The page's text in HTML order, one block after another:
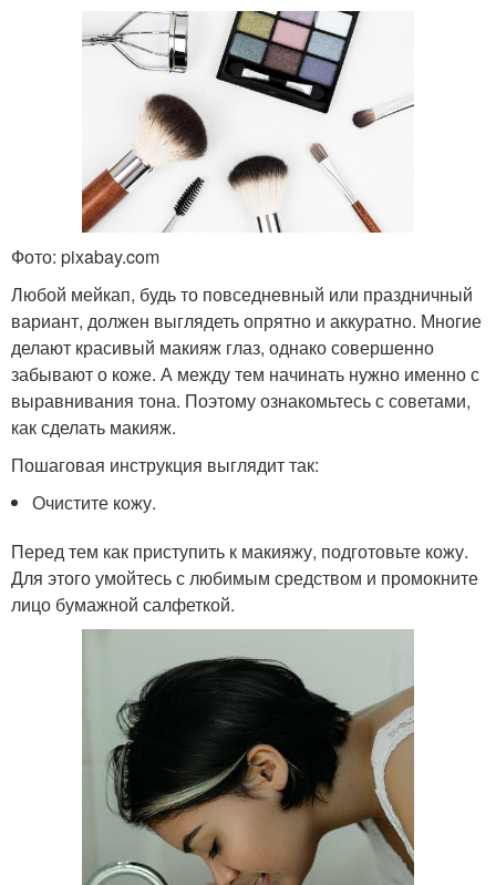
Фото: pixabay.com
Любой мейкап, будь то повседневный или праздничный
вариант, должен выглядеть опрятно и аккуратно. Многие
делают красивый макияж глаз, однако совершенно
забывают о коже. А между тем начинать нужно именно с
выравнивания тона. Поэтому ознакомьтесь с советами,
как сделать макияж.
Пошаговая инструкция выглядит так:
Очистите кожу.
Перед тем как приступить к макияжу, подготовьте кожу.
Для этого умойтесь с любимым средством и промокните
лицо бумажной салфеткой.